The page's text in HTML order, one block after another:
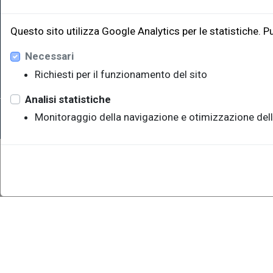
Sede legale: Università degli Studi di Trieste - Piazzale
P.IVA 00211830328 - C.F. 80013890324 - P.E.C.:
Questo sito utilizza Google Analytics per le statistiche.
Necessari
Richiesti per il funzionamento del sito
Analisi statistiche
Monitoraggio della navigazione e otimizzazione